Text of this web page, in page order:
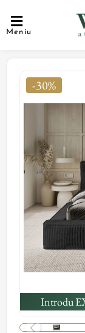
Meniu
-30%
Introdu